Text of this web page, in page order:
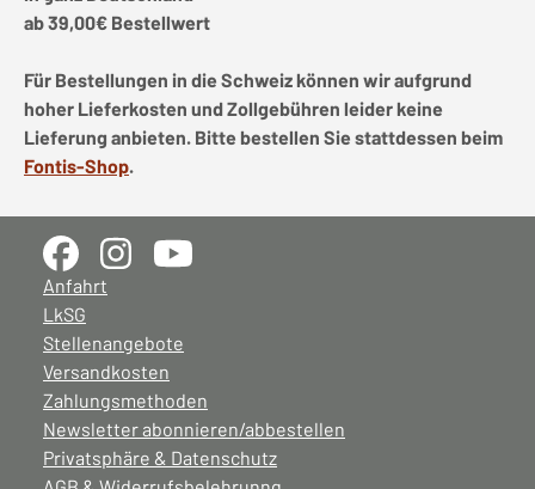
ab 39,00€ Bestellwert
Für Bestellungen in die Schweiz können wir aufgrund
hoher Lieferkosten und Zollgebühren leider keine
Lieferung anbieten. Bitte bestellen Sie stattdessen beim
Fontis-Shop.
Anfahrt
LkSG
Stellenangebote
Versandkosten
Zahlungsmethoden
Newsletter abonnieren/abbestellen
Privatsphäre & Datenschutz